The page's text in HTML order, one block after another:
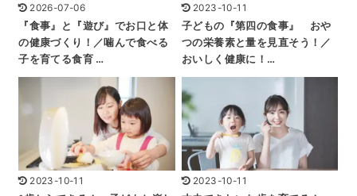
2026-07-06
『食事』と『遊び』でお口と体
の健康づくり！／噛んで食べる
子を育てる食育 …
2023-10-11
子どもの『第四の食事』 おや
つの栄養素と量を見直そう！／
おいしく健康に！…
2023-10-11 2023-10-11